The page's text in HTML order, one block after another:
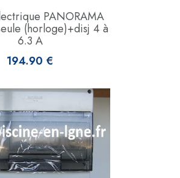
PANORAMA
(horloge)+disj 4 à
6.3 A
194.90 €